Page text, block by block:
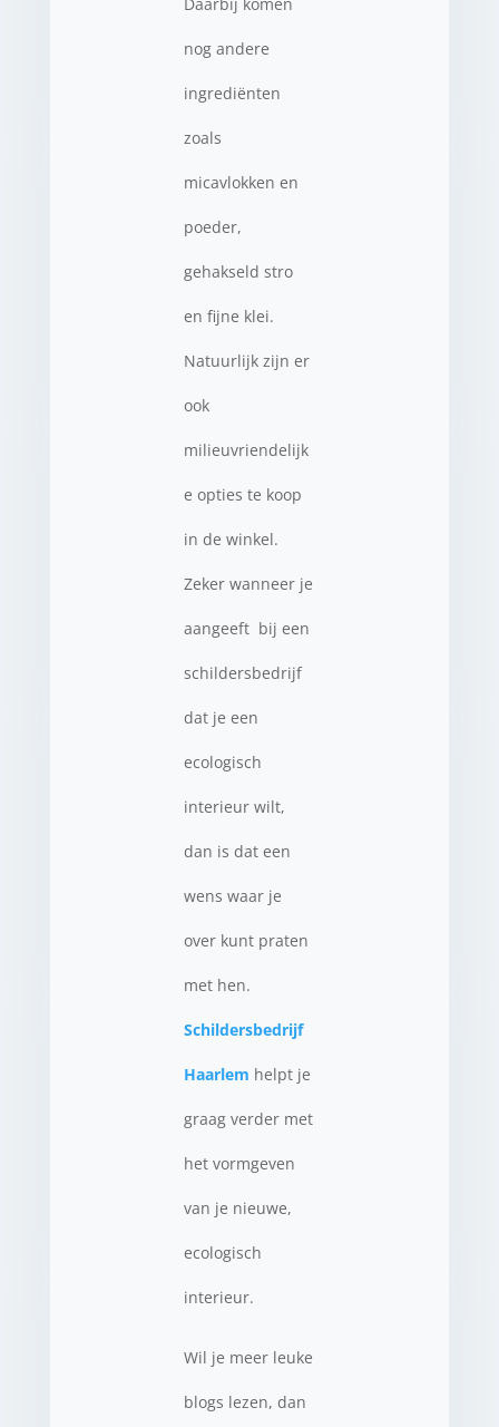
nog andere
ingrediënten
zoals
micavlokken en
poeder,
gehakseld stro
en fijne klei.
Natuurlijk zijn er
ook
milieuvriendelijk
e opties te koop
in de winkel.
Zeker wanneer je
aangeeft bij een
schildersbedrijf
dat je een
ecologisch
interieur wilt,
dan is dat een
wens waar je
over kunt praten
met hen.
Schildersbedrijf
Haarlem helpt je
graag verder met
het vormgeven
van je nieuwe,
ecologisch
interieur.
Wil je meer leuke
blogs lezen, dan